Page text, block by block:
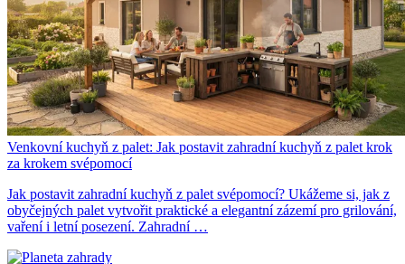
Venkovní kuchyň z palet: Jak postavit zahradní kuchyň z palet krok
za krokem svépomocí
Jak postavit zahradní kuchyň z palet svépomocí? Ukážeme si, jak z
obyčejných palet vytvořit praktické a elegantní zázemí pro grilování,
vaření i letní posezení. Zahradní …